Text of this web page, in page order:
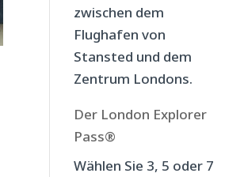
zwischen dem
Flughafen von
Stansted und dem
Zentrum Londons.
Der London Explorer
Pass®
Wählen Sie 3, 5 oder 7